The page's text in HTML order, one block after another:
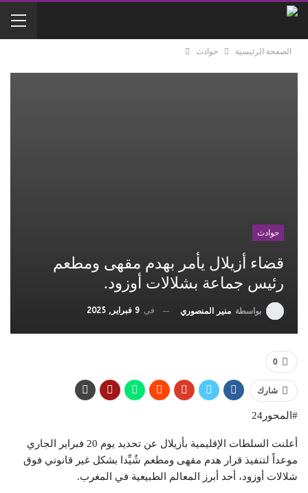
الصفحة الرئيسية حوادث
حوادث
قضاء أزيلال يأمر بهدم مقهى ومطعم
رئيس جماعة بشلالات أوزود.
بواسطة منير المنصوري في 9 فبراير, 2025
0
شارك
#المحور24
أعلنت السلطات الإقليمية بأزيلال عن تحديد يوم 20 فبراير الجاري
موعداً لتنفيذ قرار هدم مقهى ومطعم شُيِّدا بشكل غير قانوني فوق
شلالات أوزود، أحد أبرز المعالم الطبيعية في المغرب.